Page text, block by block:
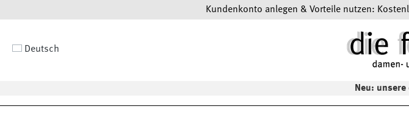
Kundenkonto anlegen & Vorteile nutzen:
Deutsch
Neu: